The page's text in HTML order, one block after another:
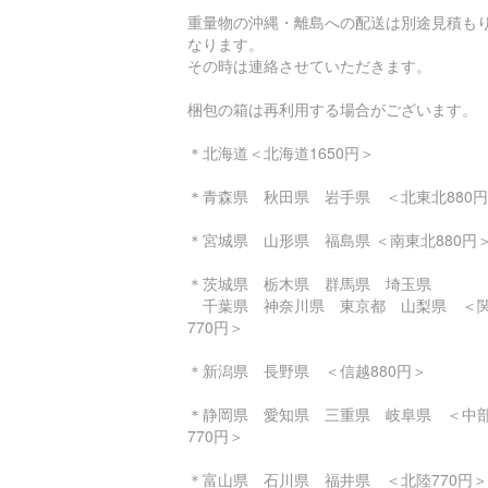
重量物の沖縄・離島への配送は別途見積も
なります。
その時は連絡させていただきます。
梱包の箱は再利用する場合がございます。
＊北海道＜北海道1650円＞
＊青森県 秋田県 岩手県 ＜北東北880円
＊宮城県 山形県 福島県 ＜南東北880円＞
＊茨城県 栃木県 群馬県 埼玉県
千葉県 神奈川県 東京都 山梨県 ＜
770円＞
＊新潟県 長野県 ＜信越880円＞
＊静岡県 愛知県 三重県 岐阜県 ＜中
770円＞
＊富山県 石川県 福井県 ＜北陸770円＞